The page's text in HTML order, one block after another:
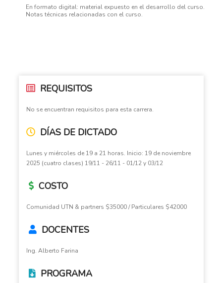
En formato digital: material expuesto en el desarrollo del curso.
Notas técnicas relacionadas con el curso.
REQUISITOS
No se encuentran requisitos para esta carrera.
DÍAS DE DICTADO
Lunes y miércoles de 19 a 21 horas. Inicio: 19 de noviembre
2025 (cuatro clases) 19/11 - 26/11 - 01/12 y 03/12
COSTO
Comunidad UTN & partners $35000 / Particulares $42000
DOCENTES
Ing. Alberto Farina
PROGRAMA